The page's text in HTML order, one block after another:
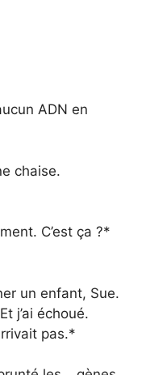
ADN en
chaise.
C’est ça ?*
un enfant, Sue.
j’ai échoué.
pas.*